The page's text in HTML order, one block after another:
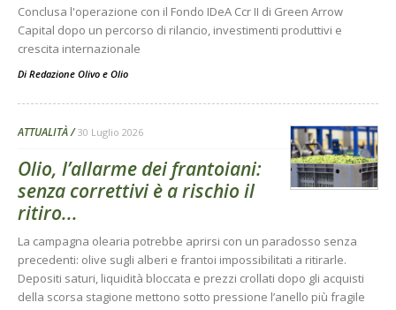
Conclusa l'operazione con il Fondo IDeA Ccr II di Green Arrow
Capital dopo un percorso di rilancio, investimenti produttivi e
crescita internazionale
Di Redazione Olivo e Olio
ATTUALITÀ 30 Luglio 2026
Olio, l’allarme dei frantoiani:
senza correttivi è a rischio il
ritiro...
La campagna olearia potrebbe aprirsi con un paradosso senza
precedenti: olive sugli alberi e frantoi impossibilitati a ritirarle.
Depositi saturi, liquidità bloccata e prezzi crollati dopo gli acquisti
della scorsa stagione mettono sotto pressione l’anello più fragile